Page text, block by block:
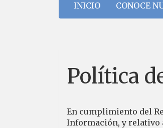
INICIO CONOCE
Política
En cumplimiento del
Información, y relativo